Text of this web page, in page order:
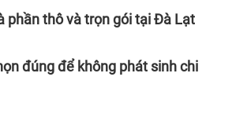
phần thô và trọn gói tại Đà Lạt
đúng để không phát sinh chi